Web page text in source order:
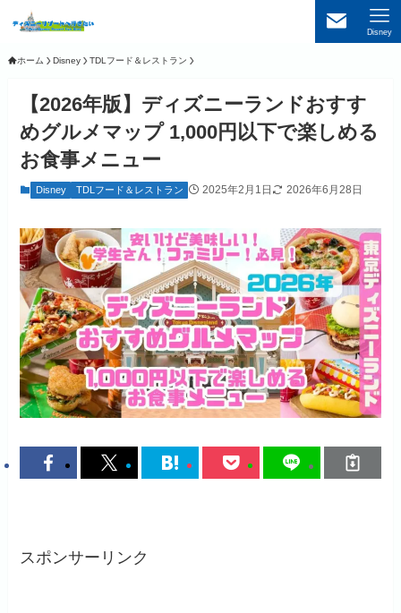
Disney
ホーム Disney TDLフード＆レストラン
【2026年版】ディズニーランドおすす
めグルメマップ 1,000円以下で楽しめる
お食事メニュー
Disney TDLフード＆レストラン 2025年2月1日 2026年6月28日
スポンサーリンク